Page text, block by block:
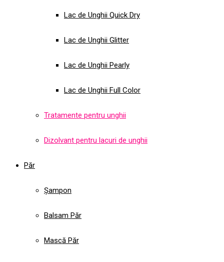
Lac de Unghii Quick Dry
Lac de Unghii Glitter
Lac de Unghii Pearly
Lac de Unghii Full Color
Tratamente pentru unghii
Dizolvant pentru lacuri de unghii
Păr
Șampon
Balsam Păr
Mască Păr